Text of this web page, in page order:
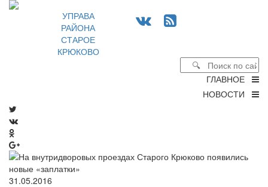
УПРАВА
РАЙОНА
СТАРОЕ
КРЮКОВО
ГЛАВНОЕ
НОВОСТИ
31.05.2016